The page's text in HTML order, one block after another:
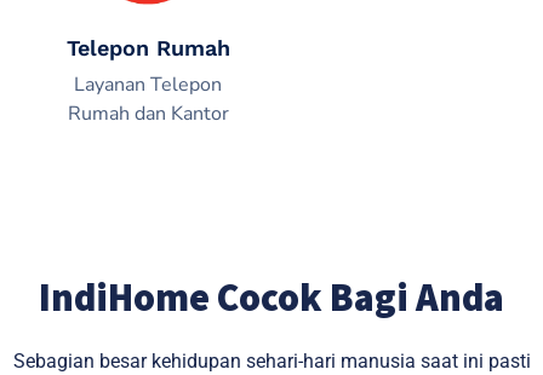
Telepon Rumah
Layanan Telepon
Rumah dan Kantor
IndiHome Cocok Bagi Anda
Sebagian besar kehidupan sehari-hari manusia saat ini pasti